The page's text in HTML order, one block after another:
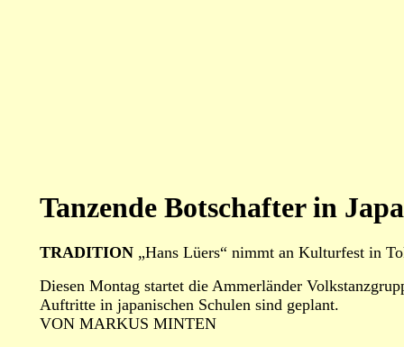
Tanzende Botschafter in
TRADITION „Hans Lüers“ nimmt an Kulturfest in
Diesen Montag startet die Ammerländer
Auftritte in japanischen Schulen sind geplant.
VON MARKUS MINTEN